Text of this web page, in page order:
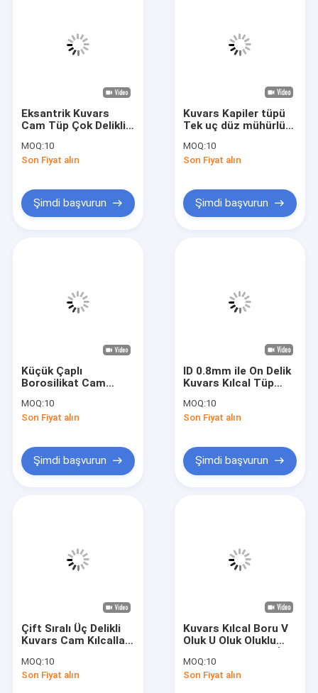
Videolar
Kalite Kontrolü
Bizimle İletişim
Bir İndirim İste
Optik Kuvars Cam
Kuvars Cam İşleme
Kuvars Cam Tüp
Eksantrik Kuvars
Cam Tüp Çok Delikli
MOQ:10
Son Fiyat alın
Şimdi başvurun
Kuvars Kapiler tüpü
Tek uç düz mühürlü
tüpü şeffaf
MOQ:10
Son Fiyat alın
Şimdi başvurun
Küçük Çaplı
Borosilikat Cam
0.5mm ID 0.2mm
MOQ:10
Son Fiyat alın
Şimdi başvurun
ID 0.8mm ile On Delik
Kuvars Kılcal Tüp
MOQ:10
Son Fiyat alın
Şimdi başvurun
Çift Sıralı Üç Delikli
Kuvars Cam Kılcallar
Kılıfı
MOQ:10
Son Fiyat alın
Kuvars Kılcal Boru V
Oluk U Oluk Oluklu
MOQ:10
Son Fiyat alın